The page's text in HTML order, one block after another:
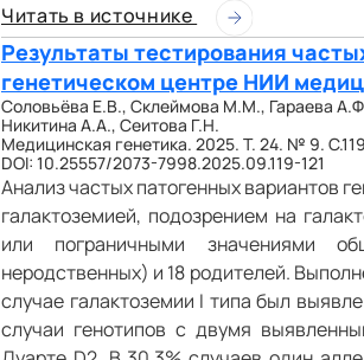
Читать в источнике
Результаты тестирования
генетическом центре НИИ
Соловьёва Е.В., Склеймова М.М., Гараева
Никитина А.А., Сеитова Г.Н.
Медицинская генетика. 2025. Т. 24. № 9.
DOI: 10.25557/2073-7998.2025.09.119-121
Анализ частых патогенных вариантов
галактоземией, подозрением на
или пограничными значениями
неродственных) и 18 родителей.
случае галактоземии I типа был
случаи генотипов с двумя